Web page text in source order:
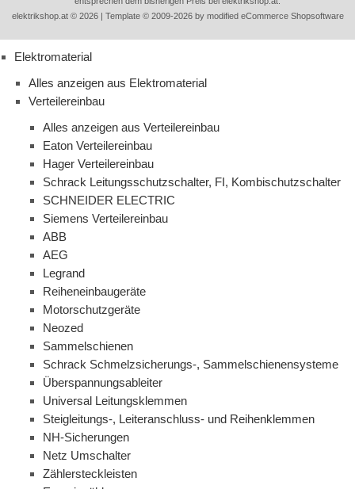
elektrikshop.at © 2026 | Template © 2009-2026 by modified eCommerce Shopsoftware
Elektromaterial
Alles anzeigen aus Elektromaterial
Verteilereinbau
Alles anzeigen aus Verteilereinbau
Eaton Verteilereinbau
Hager Verteilereinbau
Schrack Leitungsschutzschalter, FI, Kombischutzschalter
SCHNEIDER ELECTRIC
Siemens Verteilereinbau
ABB
AEG
Legrand
Reiheneinbaugeräte
Motorschutzgeräte
Neozed
Sammelschienen
Schrack Schmelzsicherungs-, Sammelschienensysteme
Überspannungsableiter
Universal Leitungsklemmen
Steigleitungs-, Leiteranschluss- und Reihenklemmen
NH-Sicherungen
Netz Umschalter
Zählersteckleisten